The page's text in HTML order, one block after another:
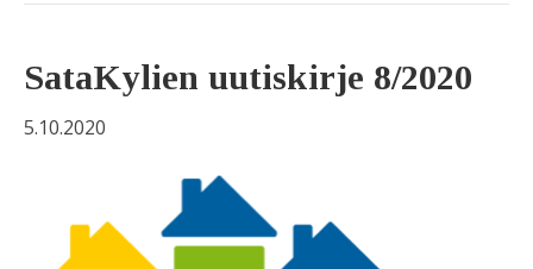
SataKylien uutiskirje 8/2020
5.10.2020